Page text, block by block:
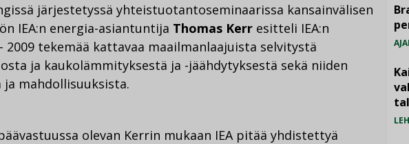
järjestetyssä yhteistuotantoseminaarissa kansainvälisen
IEA:n energia-asiantuntija Thomas Kerr esitteli IEA:n
2009 tekemää kattavaa maailmanlaajuista selvitystä
ja kaukolämmityksestä ja -jäähdytyksestä sekä niiden
mahdollisuuksista.
olevan Kerrin mukaan IEA pitää yhdistettyä